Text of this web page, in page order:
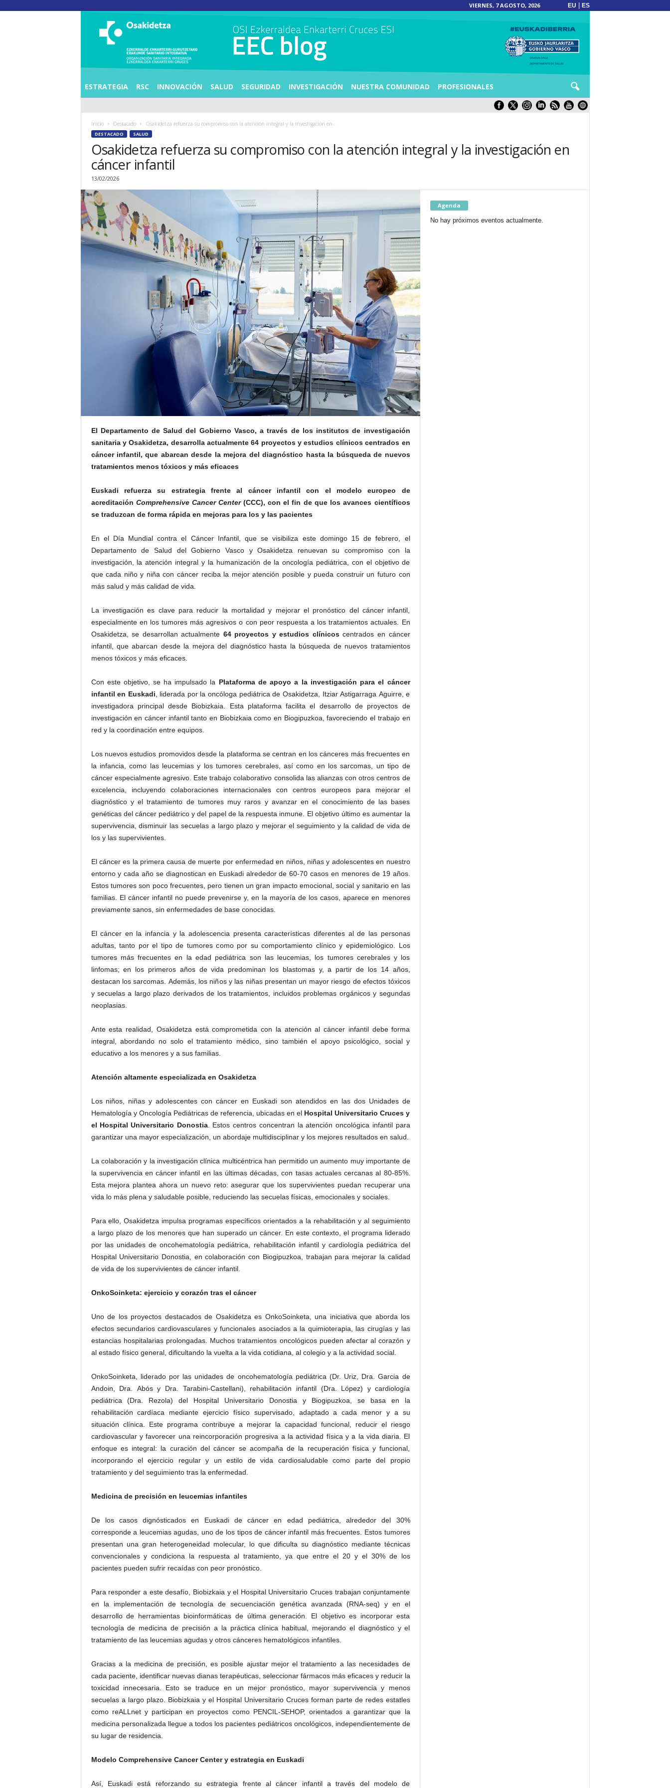
VIERNES, 7 AGOSTO, 2026 EU ES
A
A
R
T
E
R
ESTRATEGIA RSC INNOVACIÓN SALUD SEGURIDAD INVESTIGACIÓN NUESTRA COMUNIDAD PROFESIONALES
Inicio Destacado Osakidetza refuerza su compromiso con la atención integral y la investigación en...
DESTACADO SALUD
Osakidetza refuerza su compromiso con la atención integral y la investigación en
cáncer infantil
13/02/2026
El Departamento de Salud del Gobierno Vasco, a través de los institutos de investigación
sanitaria y Osakidetza, desarrolla actualmente 64 proyectos y estudios clínicos centrados en
cáncer infantil, que abarcan desde la mejora del diagnóstico hasta la búsqueda de nuevos
tratamientos menos tóxicos y más eficaces
Euskadi refuerza su estrategia frente al cáncer infantil con el modelo europeo de
acreditación Comprehensive Cancer Center(CCC), con el fin de que los avances científicos
se traduzcan de forma rápida en mejoras para los y las pacientes
En el Día Mundial contra el Cáncer Infantil, que se visibiliza este domingo 15 de febrero, el
Departamento de Salud del Gobierno Vasco y Osakidetza renuevan su compromiso con la
investigación, la atención integral y la humanización de la oncología pediátrica, con el objetivo de
que cada niño y niña con cáncer reciba la mejor atención posible y pueda construir un futuro con
más salud y más calidad de vida.
La investigación es clave para reducir la mortalidad y mejorar el pronóstico del cáncer infantil,
especialmente en los tumores más agresivos o con peor respuesta a los tratamientos actuales. En
Osakidetza, se desarrollan actualmente 64 proyectos y estudios clínicoscentrados en cáncer
infantil, que abarcan desde la mejora del diagnóstico hasta la búsqueda de nuevos tratamientos
menos tóxicos y más eficaces.
Con este objetivo, se ha impulsado la Plataforma de apoyo a la investigación para el cáncer
infantil en Euskadi , liderada por la oncóloga pediátrica de Osakidetza, Itziar Astigarraga Aguirre, e
investigadora principal desde Biobizkaia. Esta plataforma facilita el desarrollo de proyectos de
investigación en cáncer infantil tanto en Biobizkaia como en Biogipuzkoa, favoreciendo el trabajo en
red y la coordinación entre equipos.
Los nuevos estudios promovidos desde la plataforma se centran en los cánceres más frecuentes en
la infancia, como las leucemias y los tumores cerebrales, así como en los sarcomas, un tipo de
cáncer especialmente agresivo. Este trabajo colaborativo consolida las alianzas con otros centros de
excelencia, incluyendo colaboraciones internacionales con centros europeos para mejorar el
diagnóstico y el tratamiento de tumores muy raros y avanzar en el conocimiento de las bases
genéticas del cáncer pediátrico y del papel de la respuesta inmune. El objetivo último es aumentar la
supervivencia, disminuir las secuelas a largo plazo y mejorar el seguimiento y la calidad de vida de
los y las supervivientes.
El cáncer es la primera causa de muerte por enfermedad en niños, niñas y adolescentes en nuestro
entorno y cada año se diagnostican en Euskadi alrededor de 60-70 casos en menores de 19 años.
Estos tumores son poco frecuentes, pero tienen un gran impacto emocional, social y sanitario en las
familias. El cáncer infantil no puede prevenirse y, en la mayoría de los casos, aparece en menores
previamente sanos, sin enfermedades de base conocidas.
El cáncer en la infancia y la adolescencia presenta características diferentes al de las personas
adultas, tanto por el tipo de tumores como por su comportamiento clínico y epidemiológico. Los
tumores más frecuentes en la edad pediátrica son las leucemias, los tumores cerebrales y los
linfomas; en los primeros años de vida predominan los blastomas y, a partir de los 14 años,
destacan los sarcomas. Además, los niños y las niñas presentan un mayor riesgo de efectos tóxicos
y secuelas a largo plazo derivados de los tratamientos, incluidos problemas orgánicos y segundas
neoplasias.
Ante esta realidad, Osakidetza está comprometida con la atención al cáncer infantil debe forma
integral, abordando no solo el tratamiento médico, sino también el apoyo psicológico, social y
educativo a los menores y a sus familias.
Atención altamente especializada en Osakidetza
Los niños, niñas y adolescentes con cáncer en Euskadi son atendidos en las dos Unidades de
Hematología y Oncología Pediátricas de referencia, ubicadas en el Hospital Universitario Cruces y
el Hospital Universitario Donostia. Estos centros concentran la atención oncológica infantil para
garantizar una mayor especialización, un abordaje multidisciplinar y los mejores resultados en salud.
La colaboración y la investigación clínica multicéntrica han permitido un aumento muy importante de
la supervivencia en cáncer infantil en las últimas décadas, con tasas actuales cercanas al 80-85%.
Esta mejora plantea ahora un nuevo reto: asegurar que los supervivientes puedan recuperar una
vida lo más plena y saludable posible, reduciendo las secuelas físicas, emocionales y sociales.
Para ello, Osakidetza impulsa programas específicos orientados a la rehabilitación y al seguimiento
a largo plazo de los menores que han superado un cáncer. En este contexto, el programa liderado
por las unidades de oncohematología pediátrica, rehabilitación infantil y cardiología pediátrica del
Hospital Universitario Donostia, en colaboración con Biogipuzkoa, trabajan para mejorar la calidad
de vida de los supervivientes de cáncer infantil.
OnkoSoinketa: ejercicio y corazón tras el cáncer
Uno de los proyectos destacados de Osakidetza es OnkoSoinketa, una iniciativa que aborda los
efectos secundarios cardiovasculares y funcionales asociados a la quimioterapia, las cirugías y las
estancias hospitalarias prolongadas. Muchos tratamientos oncológicos pueden afectar al corazón y
al estado físico general, dificultando la vuelta a la vida cotidiana, al colegio y a la actividad social.
OnkoSoinketa, liderado por las unidades de oncohematología pediátrica (Dr. Uriz, Dra. Garcia de
Andoin, Dra. Abós y Dra. Tarabini-Castellani), rehabilitación infantil (Dra. López) y cardiología
pediátrica (Dra. Rezola) del Hospital Universitario Donostia y Biogipuzkoa, se basa en la
rehabilitación cardíaca mediante ejercicio físico supervisado, adaptado a cada menor y a su
situación clínica. Este programa contribuye a mejorar la capacidad funcional, reducir el riesgo
cardiovascular y favorecer una reincorporación progresiva a la actividad física y a la vida diaria. El
enfoque es integral: la curación del cáncer se acompaña de la recuperación física y funcional,
incorporando el ejercicio regular y un estilo de vida cardiosaludable como parte del propio
tratamiento y del seguimiento tras la enfermedad.
Medicina de precisión en leucemias infantiles
De los casos dignósticados en Euskadi de cáncer en edad pediátrica, alrededor del 30%
corresponde a leucemias agudas, uno de los tipos de cáncer infantil más frecuentes. Estos tumores
presentan una gran heterogeneidad molecular, lo que dificulta su diagnóstico mediante técnicas
convencionales y condiciona la respuesta al tratamiento, ya que entre el 20 y el 30% de los
pacientes pueden sufrir recaídas con peor pronóstico.
Para responder a este desafío, Biobizkaia y el Hospital Universitario Cruces trabajan conjuntamente
en la implementación de tecnología de secuenciación genética avanzada (RNA-seq) y en el
desarrollo de herramientas bioinformáticas de última generación. El objetivo es incorporar esta
tecnología de medicina de precisión a la práctica clínica habitual, mejorando el diagnóstico y el
tratamiento de las leucemias agudas y otros cánceres hematológicos infantiles.
Gracias a la medicina de precisión, es posible ajustar mejor el tratamiento a las necesidades de
cada paciente, identificar nuevas dianas terapéuticas, seleccionar fármacos más eficaces y reducir la
toxicidad innecesaria. Esto se traduce en un mejor pronóstico, mayor supervivencia y menos
secuelas a largo plazo. Biobizkaia y el Hospital Universitario Cruces forman parte de redes estatles
como reALLnet y participan en proyectos como PENCIL-SEHOP, orientados a garantizar que la
medicina personalizada llegue a todos los pacientes pediátricos oncológicos, independientemente de
su lugar de residencia.
Modelo Comprehensive Cancer Center y estrategia en Euskadi
Así, Euskadi está reforzando su estrategia frente al cáncer infantil a través del modelo de
Agenda
No hay próximos eventos actualmente.